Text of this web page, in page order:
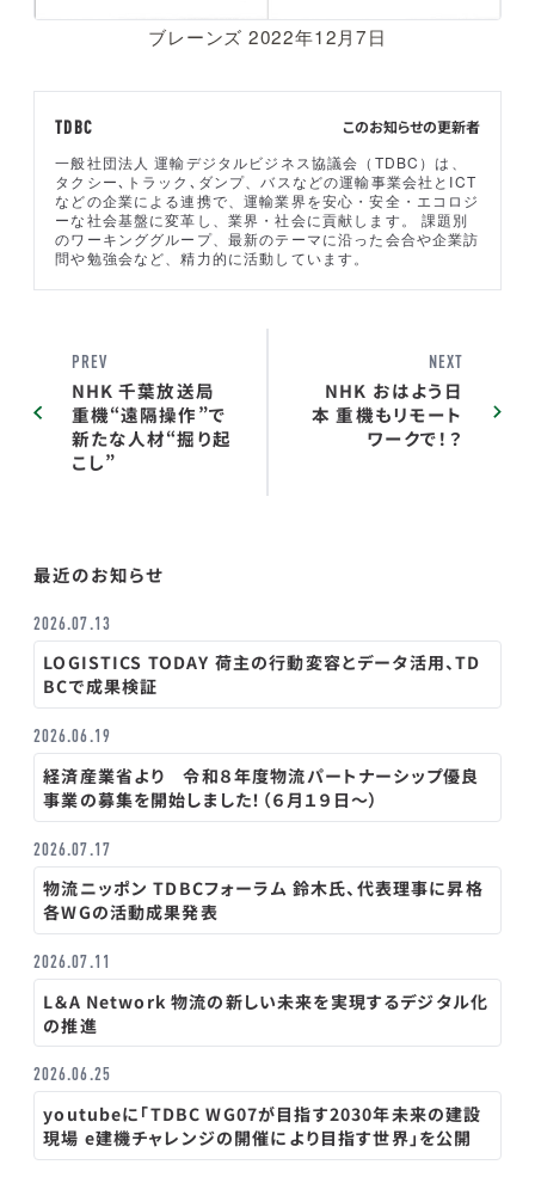
ブレーンズ 2022年12月7日
このお知らせの更新者
TDBC
一般社団法人 運輸デジタルビジネス協議会（TDBC）は、
タクシー､トラック､ダンプ、バスなどの運輸事業会社とICT
などの企業による連携で、運輸業界を安心・安全・エコロジ
ーな社会基盤に変革し、業界・社会に貢献します。 課題別
のワーキンググループ、最新のテーマに沿った会合や企業訪
問や勉強会など、精力的に活動しています。
PREV
NHK 千葉放送局
重機“遠隔操作”で
新たな人材“掘り起
こし”
NEXT
NHK おはよう日
本 重機もリモート
ワークで！？
最近のお知らせ
2026.07.13
LOGISTICS TODAY 荷主の行動変容とデータ活用、TD
BCで成果検証
2026.06.19
経済産業省より 令和８年度物流パートナーシップ優良
事業の募集を開始しました！（６月１９日～）
2026.07.17
物流ニッポン TDBCフォーラム 鈴木氏、代表理事に昇格
各WGの活動成果発表
2026.07.11
L＆A Network 物流の新しい未来を実現するデジタル化
の推進
2026.06.25
youtubeに「TDBC WG07が目指す2030年未来の建設
現場 e建機チャレンジの開催により目指す世界」を公開